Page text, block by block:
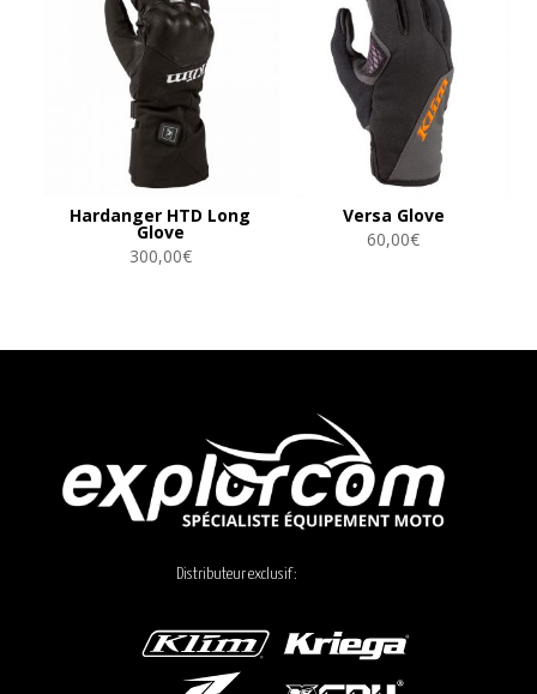
Hardanger HTD Long
Glove
300,00€
Versa Glove
60,00€
Distributeur exclusif :